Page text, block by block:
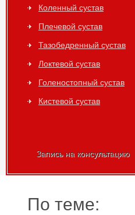
Коленный сустав
Плечевой сустав
Тазобедренный сустав
Локтевой сустав
Голеностопный сустав
Кистевой сустав
Запись на консультацию
По теме: